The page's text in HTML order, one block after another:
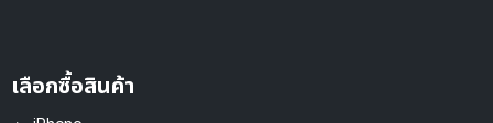
เลือกซื้อสินค้า